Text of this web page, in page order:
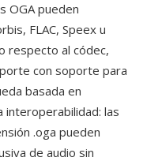
OGA pueden
FLAC, Speex u
respecto al códec,
con soporte para
basada en
interoperabilidad: las
.oga pueden
de audio sin